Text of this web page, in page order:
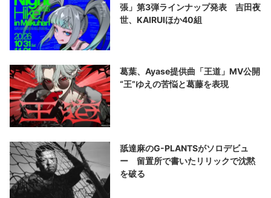
張」第3弾ラインナップ発表 吉田夜
世、KAIRUIほか40組
葛葉、Ayase提供曲「王道」MV公開
“王”ゆえの苦悩と葛藤を表現
舐達麻のG-PLANTSがソロデビュ
ー 留置所で書いたリリックで沈黙
を破る